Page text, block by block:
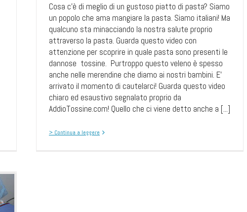
Cosa c'è di meglio di un gustoso piatto di pasta? Siamo
un popolo che ama mangiare la pasta. Siamo italiani! Ma
qualcuno sta minacciando la nostra salute proprio
attraverso la pasta. Guarda questo video con
attenzione per scoprire in quale pasta sono presenti le
dannose tossine. Purtroppo questo veleno è spesso
anche nelle merendine che diamo ai nostri bambini. E'
arrivato il momento di cautelarci! Guarda questo video
chiaro ed esaustivo segnalato proprio da
AddioTossine.com! Quello che ci viene detto anche a [...]
> Continua a leggere